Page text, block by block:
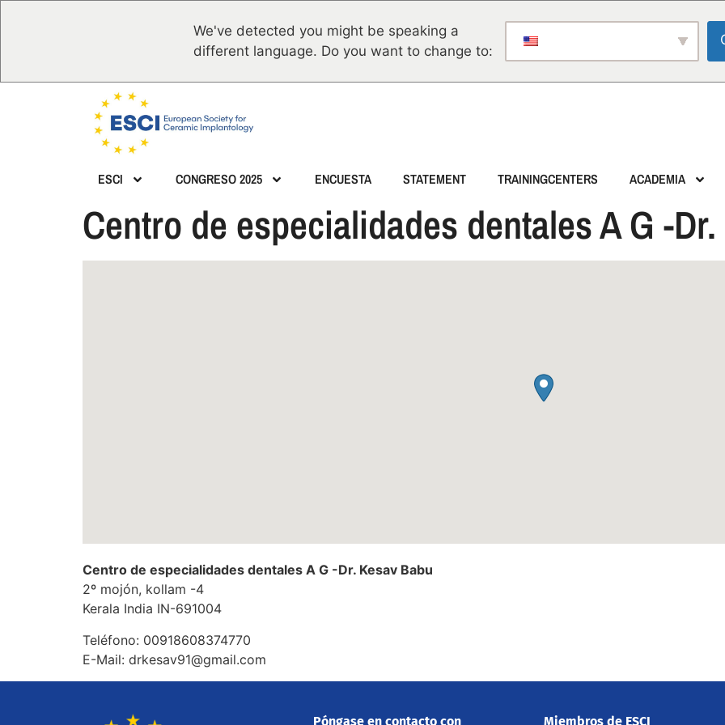
We've detected you might be speaking a
different language. Do you want to change to:
ESCI CONGRESO 2025 ENCUESTA STATEMENT TRAININGCENTERS ACADEMIA
Centro de especialidades dentales A G -
Centro de especialidades dentales A G -Dr. Kesav Babu
2º mojón, kollam -4
Kerala India IN-691004
Teléfono: 00918608374770
E-Mail: drkesav91@gmail.com
Póngase en contacto con Miembros de ESCI